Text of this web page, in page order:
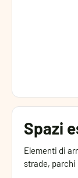
Spazi
Elementi di
strade, parchi